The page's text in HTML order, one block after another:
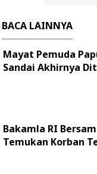
BACA LAINNYA
Mayat Pemuda
Sandai Akhirnya
Bakamla RI
Temukan Korban